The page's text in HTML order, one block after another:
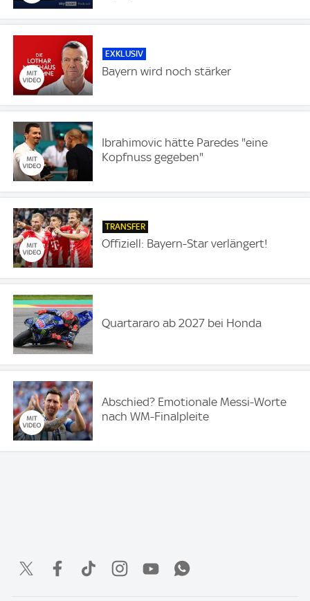
EXKLUSIV
Bayern wird noch stärker
Ibrahimovic hätte Paredes "eine
Kopfnuss gegeben"
TRANSFER
Offiziell: Bayern-Star verlängert!
Quartararo ab 2027 bei Honda
Abschied? Emotionale Messi-Worte
nach WM-Finalpleite